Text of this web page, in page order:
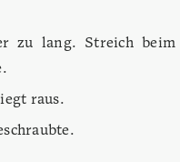
zu lang. Streich beim
raus.